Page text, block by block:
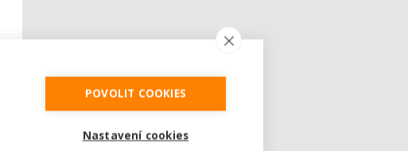
POVOLIT COOKIES
Nastavení cookies